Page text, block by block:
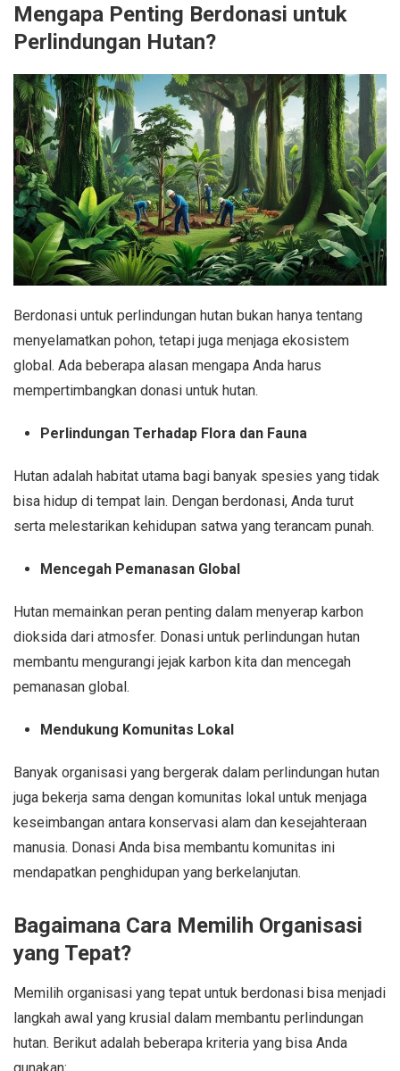
Mengapa Penting Berdonasi untuk
Perlindungan Hutan?
Berdonasi untuk perlindungan hutan bukan hanya tentang
menyelamatkan pohon, tetapi juga menjaga ekosistem
global. Ada beberapa alasan mengapa Anda harus
mempertimbangkan donasi untuk hutan.
Perlindungan Terhadap Flora dan Fauna
Hutan adalah habitat utama bagi banyak spesies yang tidak
bisa hidup di tempat lain. Dengan berdonasi, Anda turut
serta melestarikan kehidupan satwa yang terancam punah.
Mencegah Pemanasan Global
Hutan memainkan peran penting dalam menyerap karbon
dioksida dari atmosfer. Donasi untuk perlindungan hutan
membantu mengurangi jejak karbon kita dan mencegah
pemanasan global.
Mendukung Komunitas Lokal
Banyak organisasi yang bergerak dalam perlindungan hutan
juga bekerja sama dengan komunitas lokal untuk menjaga
keseimbangan antara konservasi alam dan kesejahteraan
manusia. Donasi Anda bisa membantu komunitas ini
mendapatkan penghidupan yang berkelanjutan.
Bagaimana Cara Memilih Organisasi
yang Tepat?
Memilih organisasi yang tepat untuk berdonasi bisa menjadi
langkah awal yang krusial dalam membantu perlindungan
hutan. Berikut adalah beberapa kriteria yang bisa Anda
gunakan: